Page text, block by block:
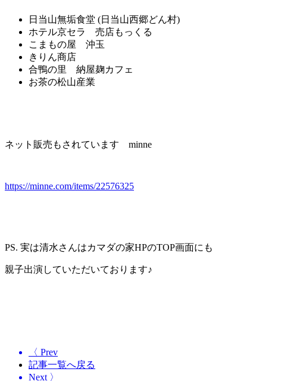
日当山無垢食堂 (日当山西郷どん村)
ホテル京セラ 売店もっくる
こまもの屋 沖玉
きりん商店
合鴨の里 納屋麹カフェ
お茶の松山産業
ネット販売もされています minne
https://minne.com/items/22576325
PS. 実は清水さんはカマダの家HPのTOP画面にも
親子出演していただいております♪
〈 Prev
記事一覧へ戻る
Next 〉